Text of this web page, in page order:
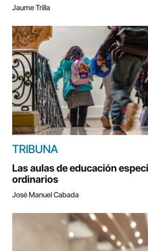
Jaume Trilla
TRIBUNA
Las aulas de educación
ordinarios
José Manuel Cabada